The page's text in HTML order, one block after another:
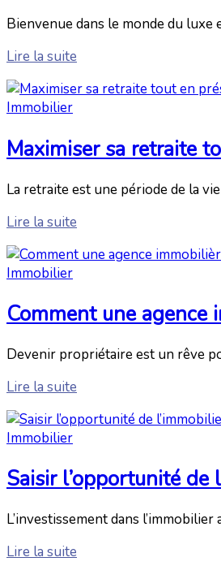
Bienvenue dans le monde du luxe
Lire la suite
Immobilier
Maximiser sa retraite
La retraite est une période de la
Lire la suite
Immobilier
Comment une agence
Devenir propriétaire est un rêve
Lire la suite
Immobilier
Saisir l’opportunité
L’investissement dans
Lire la suite